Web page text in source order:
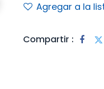
Agregar a la
Compartir :